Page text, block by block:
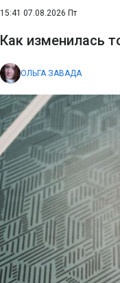
15:41 07.08.2026 Пт
Как изменилась
ОЛЬГА ЗАВАДА